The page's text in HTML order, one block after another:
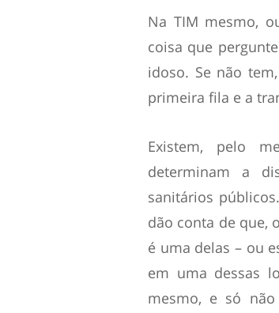
Na TIM mesmo,
coisa que
idoso. Se não
primeira fila e a
Existem, pelo
determinam a
sanitários
dão conta de que,
é uma delas – ou
em uma dessas
mesmo, e só